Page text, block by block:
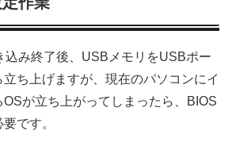
込み終了後、USBメモリをUSBポー
立ち上げますが、現在のパソコンにイ
が立ち上がってしまったら、BIOS
です。